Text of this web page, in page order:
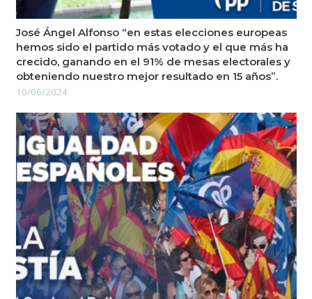
José Ángel Alfonso “en estas elecciones europeas
hemos sido el partido más votado y el que más ha
crecido, ganando en el 91% de mesas electorales y
obteniendo nuestro mejor resultado en 15 años”.
10/06/2024